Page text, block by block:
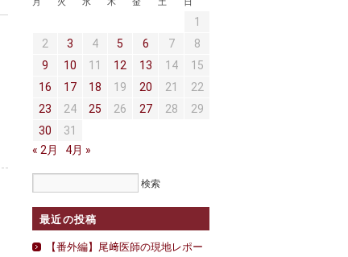
1
2
3 4 5 6 7
8
9
10 11 12 13 14
15
16
17 18 19 20 21
22
23
24 25 26 27 28
29
30
31
« 2月
4月 »
最近の投稿
【番外編】尾﨑医師の現地レポー